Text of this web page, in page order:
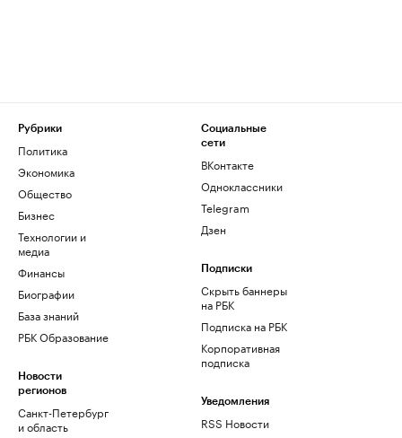
Рубрики
Политика
Экономика
Общество
Бизнес
Технологии и
медиа
Финансы
Биографии
База знаний
РБК Образование
Новости
регионов
Санкт-Петербург
и область
Социальные
сети
ВКонтакте
Одноклассники
Telegram
Дзен
Подписки
Скрыть баннеры
на РБК
Подписка на РБК
Корпоративная
подписка
Уведомления
RSS Новости